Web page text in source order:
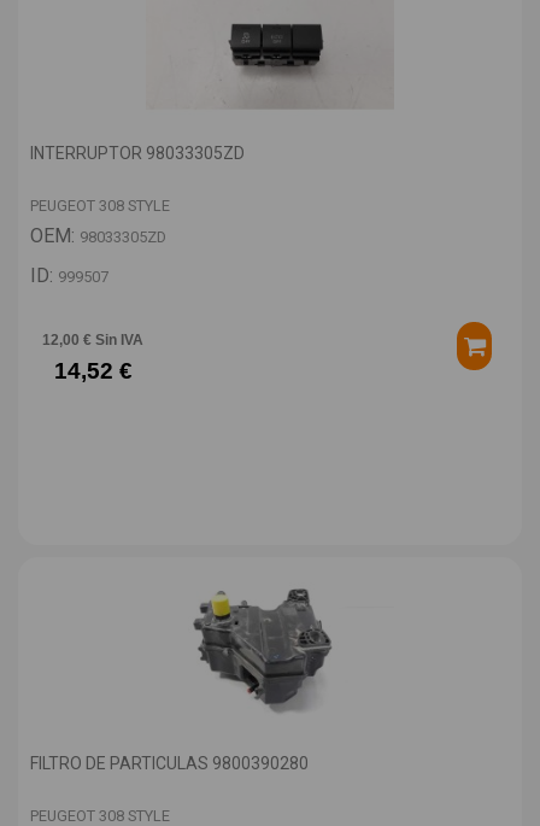
INTERRUPTOR 98033305ZD
PEUGEOT 308 STYLE
OEM: 98033305ZD
ID: 999507
12,00 € Sin IVA
14,52 €
FILTRO DE PARTICULAS 9800390280
PEUGEOT 308 STYLE